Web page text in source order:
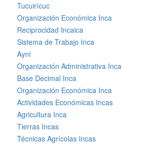
Tucuirícuc
Organización Económica Inca
Reciprocidad Incaica
Sistema de Trabajo Inca
Ayni
Organización Administrativa Inca
Base Decimal Inca
Organización Económica Inca
Actividades Económicas Incas
Agricultura Inca
Tierras Incas
Técnicas Agrícolas Incas